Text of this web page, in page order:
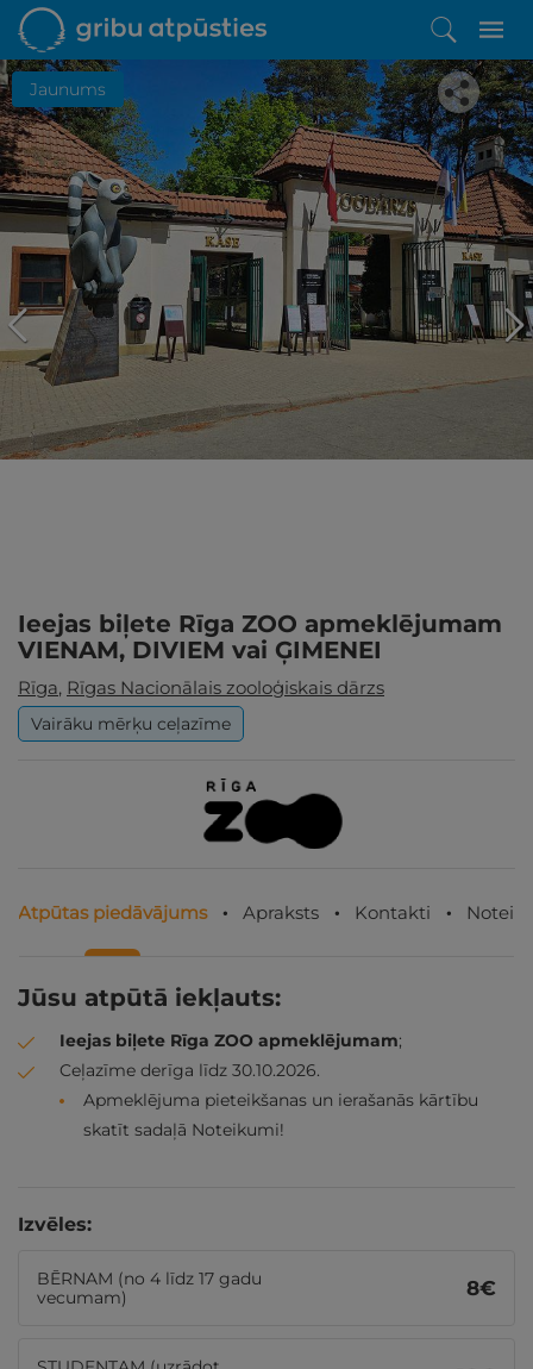
Jaunums
Iepatikās šis piedāvājums?
Līdz brīnišķīgai atpūtai atlikuši tikai daži soļi
PĒRKU
Ieejas biļete Rīga ZOO apmeklējumam
VIENAM, DIVIEM vai ĢIMENEI
Rīga, Rīgas Nacionālais zooloģiskais dārzs
Vairāku mērķu ceļazīme
Atpūtas piedāvājums Apraksts Kontakti
Jūsu atpūtā iekļauts:
Ieejas biļete Rīga ZOO apmeklējumam;
Ceļazīme derīga līdz 30.10.2026.
Apmeklējuma pieteikšanas un ierašanās kārtību
skatīt sadaļā Noteikumi!
Izvēles:
BĒRNAM (no 4 līdz 17 gadu
vecumam)
8€